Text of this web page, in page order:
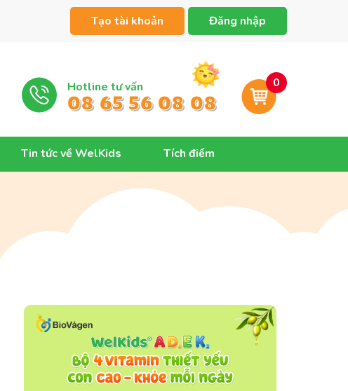
Tạo tài khoản Đăng nhập
0
Hotline tư vấn
08 65 56 08 08
Tin tức về WelKids Tích điểm